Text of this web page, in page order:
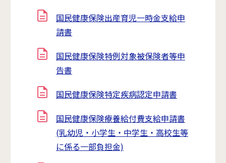
国民健康保険出産育児一時金支給申
請書
国民健康保険特例対象被保険者等申
告書
国民健康保険特定疾病認定申請書
国民健康保険療養給付費支給申請書
(乳幼児・小学生・中学生・高校生等
に係る一部負担金)